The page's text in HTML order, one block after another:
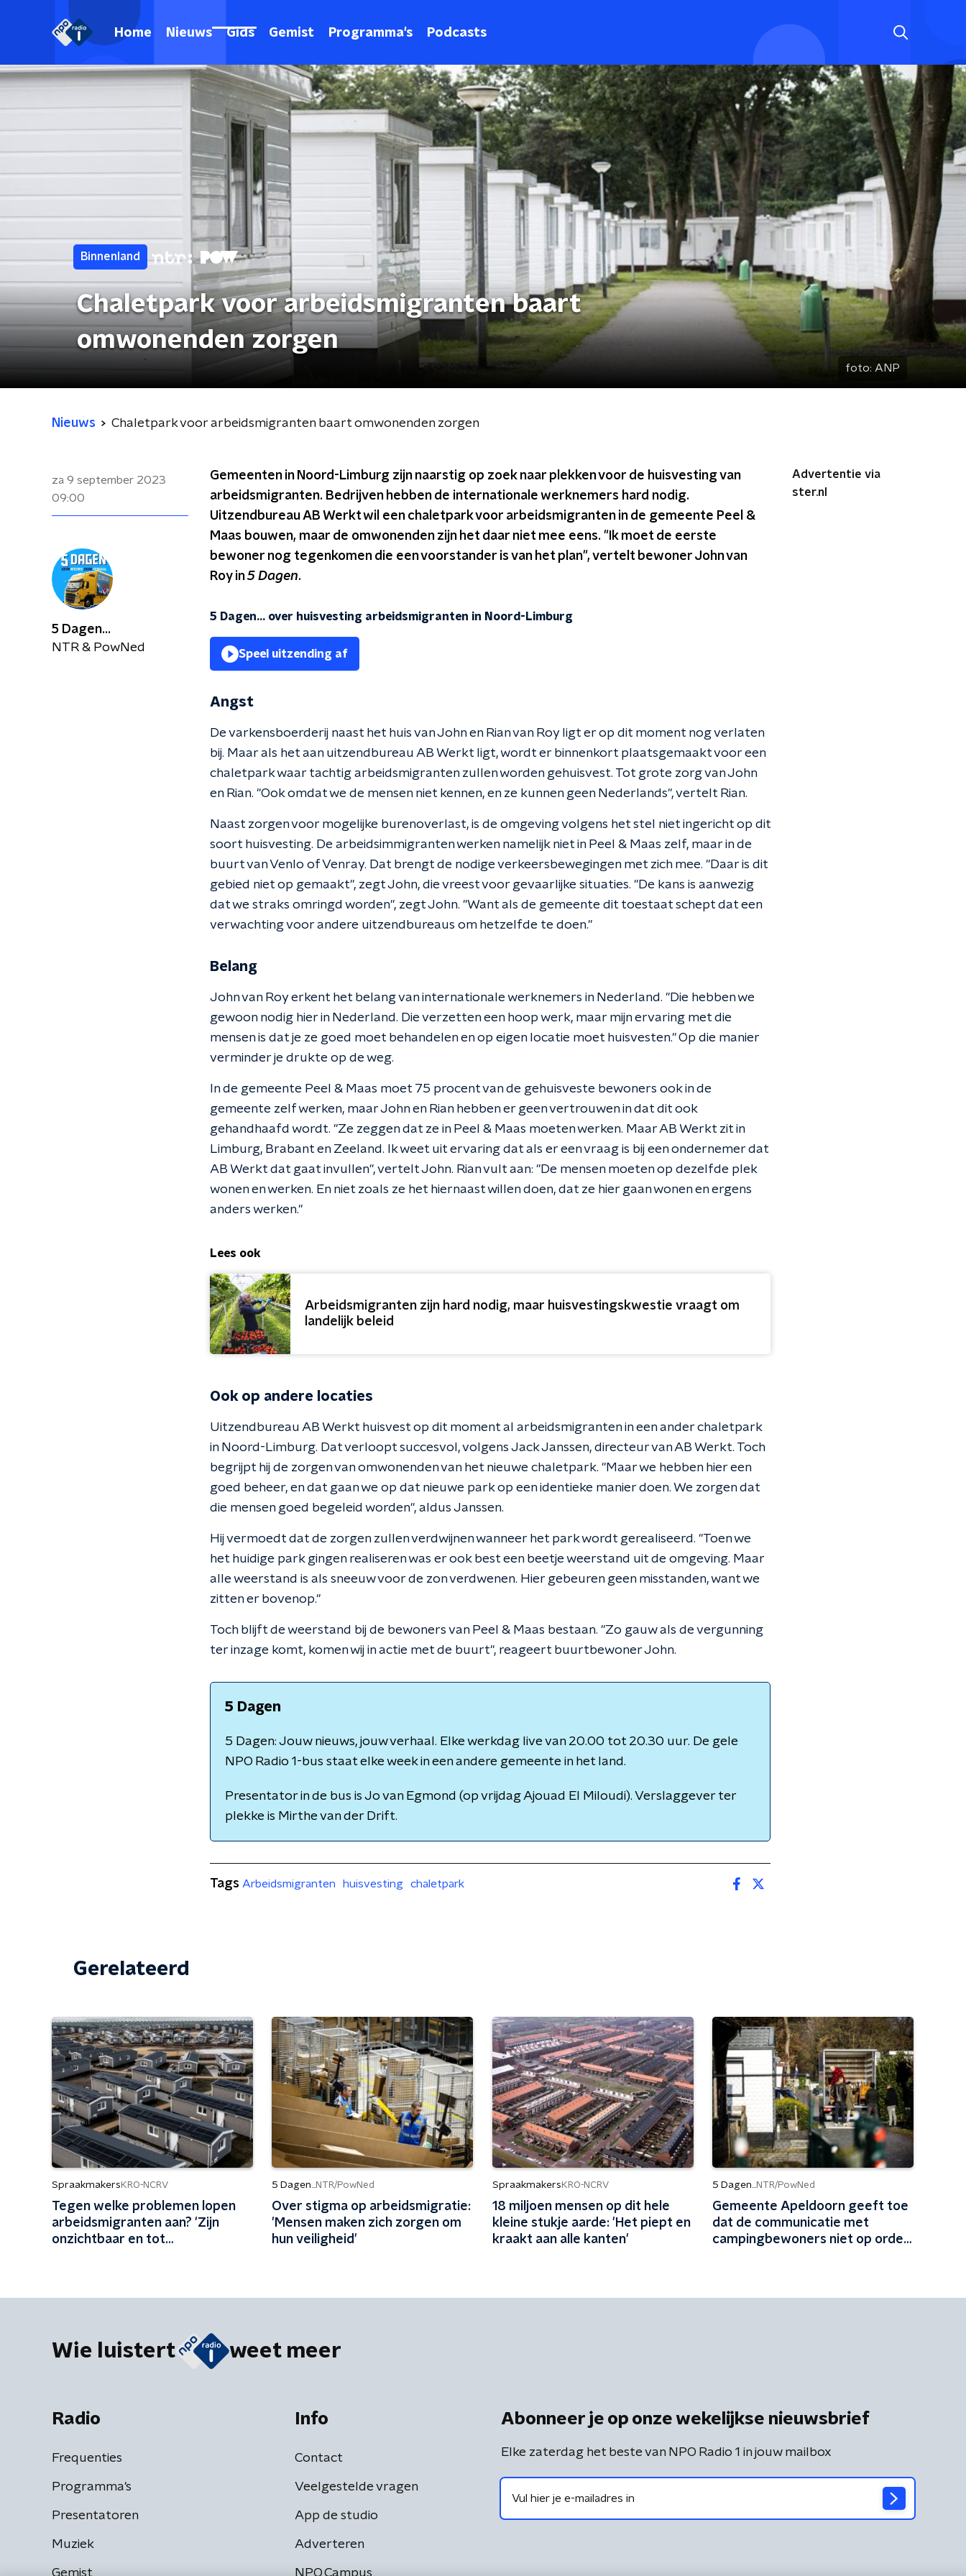
Home Nieuws Gids Gemist Programma's Podcasts
Binnenland
Chaletpark voor arbeidsmigranten baart
omwonenden zorgen
foto: ANP
Nieuws Chaletpark voor arbeidsmigranten baart omwonenden zorgen
za 9 september 2023
09:00
Gemeenten in Noord-Limburg zijn naarstig op zoek naar plekken voor de huisvesting van
arbeidsmigranten. Bedrijven hebben de internationale werknemers hard nodig.
Uitzendbureau AB Werkt wil een chaletpark voor arbeidsmigranten in de gemeente Peel &
Maas bouwen, maar de omwonenden zijn het daar niet mee eens. "Ik moet de eerste
bewoner nog tegenkomen die een voorstander is van het plan", vertelt bewoner John van
Roy in5 Dagen.
5 Dagen... over huisvesting arbeidsmigranten in Noord-Limburg
Speel uitzending af
Angst
De varkensboerderij naast het huis van John en Rian van Roy ligt er op dit moment nog verlaten
bij. Maar als het aan uitzendbureau AB Werkt ligt, wordt er binnenkort plaatsgemaakt voor een
chaletpark waar tachtig arbeidsmigranten zullen worden gehuisvest. Tot grote zorg van John
en Rian. "Ook omdat we de mensen niet kennen, en ze kunnen geen Nederlands", vertelt Rian.
Naast zorgen voor mogelijke burenoverlast, is de omgeving volgens het stel niet ingericht op dit
soort huisvesting. De arbeidsimmigranten werken namelijk niet in Peel & Maas zelf, maar in de
buurt van Venlo of Venray. Dat brengt de nodige verkeersbewegingen met zich mee. "Daar is dit
gebied niet op gemaakt", zegt John, die vreest voor gevaarlijke situaties. "De kans is aanwezig
dat we straks omringd worden", zegt John. "Want als de gemeente dit toestaat schept dat een
verwachting voor andere uitzendbureaus om hetzelfde te doen."
Belang
John van Roy erkent het belang van internationale werknemers in Nederland. "Die hebben we
gewoon nodig hier in Nederland. Die verzetten een hoop werk, maar mijn ervaring met die
mensen is dat je ze goed moet behandelen en op eigen locatie moet huisvesten." Op die manier
verminder je drukte op de weg.
In de gemeente Peel & Maas moet 75 procent van de gehuisveste bewoners ook in de
gemeente zelf werken, maar John en Rian hebben er geen vertrouwen in dat dit ook
gehandhaafd wordt. "Ze zeggen dat ze in Peel & Maas moeten werken. Maar AB Werkt zit in
Limburg, Brabant en Zeeland. Ik weet uit ervaring dat als er een vraag is bij een ondernemer dat
AB Werkt dat gaat invullen", vertelt John. Rian vult aan: "De mensen moeten op dezelfde plek
wonen en werken. En niet zoals ze het hiernaast willen doen, dat ze hier gaan wonen en ergens
anders werken."
Lees ook
Arbeidsmigranten zijn hard nodig, maar huisvestingskwestie vraagt om
landelijk beleid
Ook op andere locaties
Uitzendbureau AB Werkt huisvest op dit moment al arbeidsmigranten in een ander chaletpark
in Noord-Limburg. Dat verloopt succesvol, volgens Jack Janssen, directeur van AB Werkt. Toch
begrijpt hij de zorgen van omwonenden van het nieuwe chaletpark. "Maar we hebben hier een
goed beheer, en dat gaan we op dat nieuwe park op een identieke manier doen. We zorgen dat
die mensen goed begeleid worden", aldus Janssen.
Hij vermoedt dat de zorgen zullen verdwijnen wanneer het park wordt gerealiseerd. "Toen we
het huidige park gingen realiseren was er ook best een beetje weerstand uit de omgeving. Maar
alle weerstand is als sneeuw voor de zon verdwenen. Hier gebeuren geen misstanden, want we
zitten er bovenop."
Toch blijft de weerstand bij de bewoners van Peel & Maas bestaan. "Zo gauw als de vergunning
ter inzage komt, komen wij in actie met de buurt", reageert buurtbewoner John.
5 Dagen
5 Dagen: Jouw nieuws, jouw verhaal. Elke werkdag live van 20.00 tot 20.30 uur. De gele
NPO Radio 1-bus staat elke week in een andere gemeente in het land.
Presentator in de bus is Jo van Egmond (op vrijdag Ajouad El Miloudi). Verslaggever ter
plekke is Mirthe van der Drift.
Advertentie via
ster.nl
5 Dagen...
NTR & PowNed
Tags Arbeidsmigranten huisvesting chaletpark
Gerelateerd
Spraakmakers KRO-NCRV
Tegen welke problemen lopen
arbeidsmigranten aan? 'Zijn
onzichtbaar en tot
5 Dagen...NTR/PowNed
Over stigma op arbeidsmigratie:
'Mensen maken zich zorgen om
hun veiligheid'
Spraakmakers KRO-NCRV
18 miljoen mensen op dit hele
kleine stukje aarde: 'Het piept en
kraakt aan alle kanten'
5 Dagen...NTR/PowNed
Gemeente Apeldoorn geeft toe
dat de communicatie met
campingbewoners niet op orde
Wie luistert weet meer
Radio
Frequenties
Programma's
Presentatoren
Muziek
Gemist
Info
Contact
Veelgestelde vragen
App de studio
Adverteren
NPO Campus
Abonneer je op onze wekelijkse nieuwsbrief
Elke zaterdag het beste van NPO Radio 1 in jouw mailbox